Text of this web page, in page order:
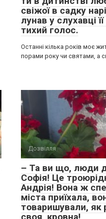
свіжої в садку
лунав у слухавці
тихий голос.
Останні кілька років моє
порами року чи святами, а
Дозвілля
– Та ви що, люди
Софія! Це
Андрія! Вона ж
міста приїхала,
товаришували, як